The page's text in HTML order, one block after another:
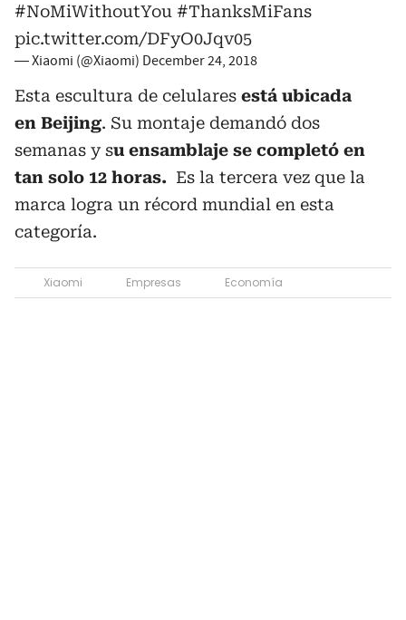
#NoMiWithoutYou #ThanksMiFans
pic.twitter.com/DFyO0Jqv05
— Xiaomi (@Xiaomi) December 24, 2018
Esta escultura de celulares está ubicada
en Beijing. Su montaje demandó dos
semanas y su ensamblaje se completó en
tan solo 12 horas. Es la tercera vez que la
marca logra un récord mundial en esta
categoría.
Xiaomi Empresas Economía